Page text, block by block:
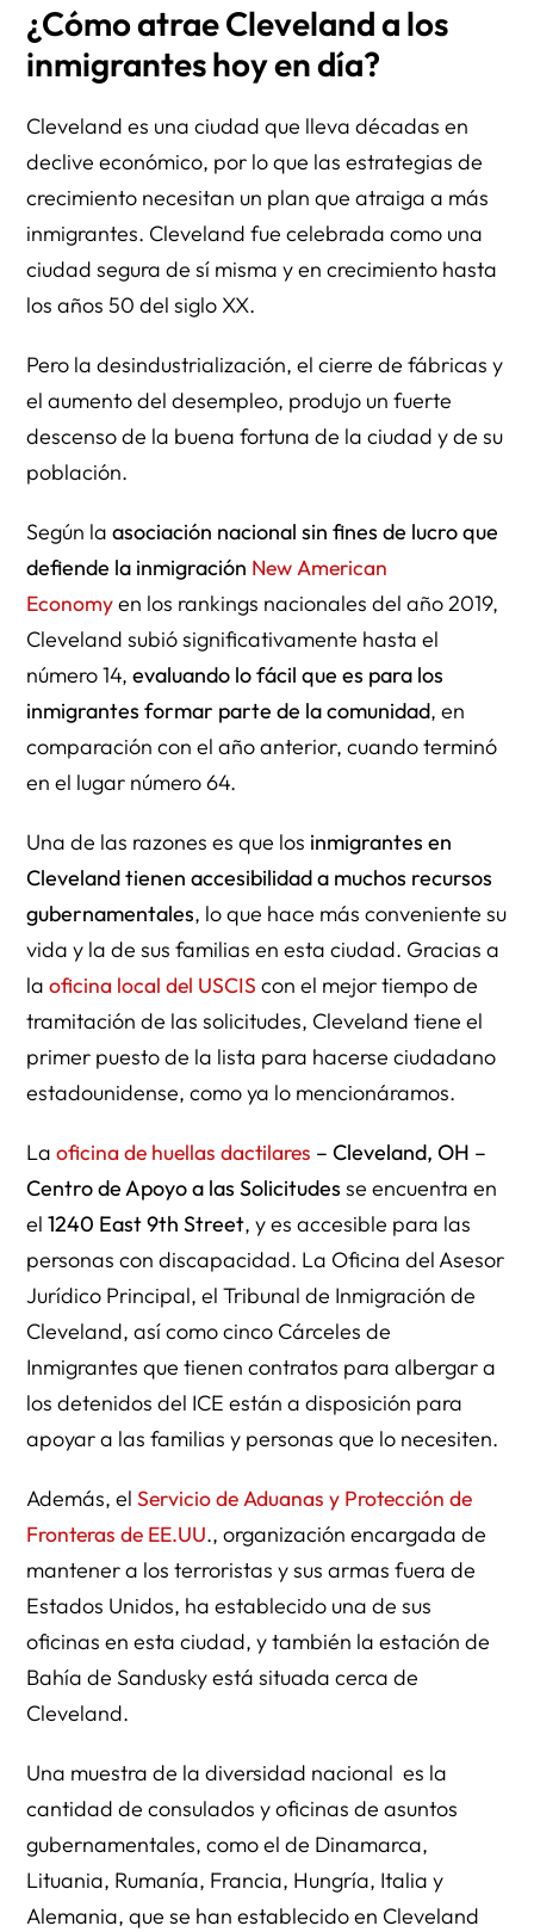
¿Cómo atrae Cleveland a los
inmigrantes hoy en día?
Cleveland es una ciudad que lleva décadas en
declive económico, por lo que las estrategias de
crecimiento necesitan un plan que atraiga a más
inmigrantes. Cleveland fue celebrada como una
ciudad segura de sí misma y en crecimiento hasta
los años 50 del siglo XX.
Pero la desindustrialización, el cierre de fábricas y
el aumento del desempleo, produjo un fuerte
descenso de la buena fortuna de la ciudad y de su
población.
Según laasociación nacional sin fines de lucro que
defiende la inmigración New American
Economyen los rankings nacionales del año 2019,
Cleveland subió significativamente hasta el
número 14,evaluando lo fácil que es para los
inmigrantes formar parte de la comunidad, en
comparación con el año anterior, cuando terminó
en el lugar número 64.
Una de las razones es que los inmigrantes en
Cleveland tienen accesibilidad a muchos recursos
gubernamentales, lo que hace más conveniente su
vida y la de sus familias en esta ciudad. Gracias a
laoficina local del USCIS con el mejor tiempo de
tramitación de las solicitudes, Cleveland tiene el
primer puesto de la lista para hacerse ciudadano
estadounidense, como ya lo mencionáramos.
Laoficina de huellas dactilares – Cleveland, OH –
Centro de Apoyo a las Solicitudes se encuentra en
el1240 East 9th Street, y es accesible para las
personas con discapacidad. La Oficina del Asesor
Jurídico Principal, el Tribunal de Inmigración de
Cleveland, así como cinco Cárceles de
Inmigrantes que tienen contratos para albergar a
los detenidos del ICE están a disposición para
apoyar a las familias y personas que lo necesiten.
Además, elServicio de Aduanas y Protección de
Fronteras de EE.UU., organización encargada de
mantener a los terroristas y sus armas fuera de
Estados Unidos, ha establecido una de sus
oficinas en esta ciudad, y también la estación de
Bahía de Sandusky está situada cerca de
Cleveland.
Una muestra de la diversidad nacional es la
cantidad de consulados y oficinas de asuntos
gubernamentales, como el de Dinamarca,
Lituania, Rumanía, Francia, Hungría, Italia y
Alemania, que se han establecido en Cleveland